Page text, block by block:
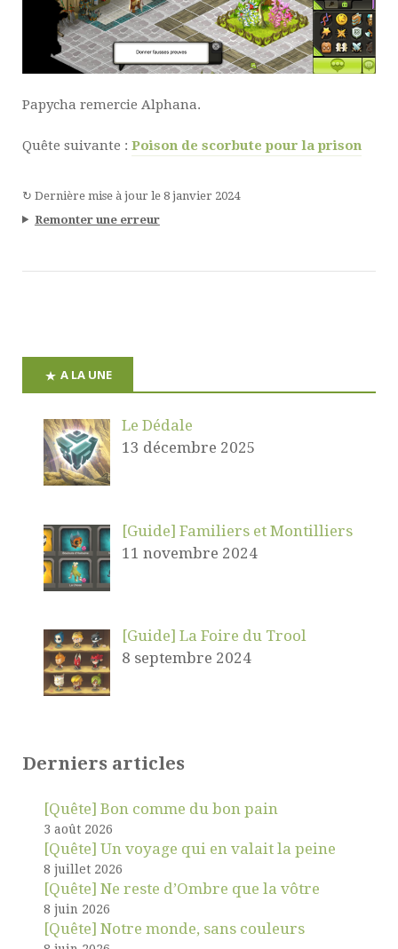
Papycha remercie Alphana.
Quête suivante : Poison de scorbute pour la prison
↻ Dernière mise à jour le 8 janvier 2024
Remonter une erreur
A LA UNE
Le Dédale
13 décembre 2025
[Guide] Familiers et Montilliers
11 novembre 2024
[Guide] La Foire du Trool
8 septembre 2024
Derniers articles
[Quête] Bon comme du bon pain
3 août 2026
[Quête] Un voyage qui en valait la peine
8 juillet 2026
[Quête] Ne reste d’Ombre que la vôtre
8 juin 2026
[Quête] Notre monde, sans couleurs